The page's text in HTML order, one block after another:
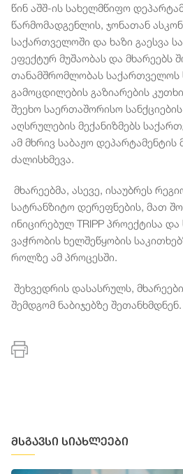
წინ აშშ-ის სახელმწიფო
წარმომადგენლის, ჯონათან
საქართველოში და ხაზი გაესვა
ეფექტურ მუშაობას და მხარეებს
თანამშრომლობას საქართველოს
გამოცდილების გაზიარების
შეეხო საერთაშორისო
აღსრულების მექანიზმებს
ამ მხრივ საბაჟო დეპარტამენტის
ძალისხმევა.
მხარეებმა, ასევე, ისაუბრეს
სატრანზიტო დერეფნების, მათ
ინიცირებულ TRIPP პროექტისა
ვაჭრობის ხელშეწყობის
როლზე ამ პროცესში.
შეხვედრის დასასრულს,
შემდგომ ნაბიჯებზე შეთანხმდნენ.
მსგავსი სიახლეები